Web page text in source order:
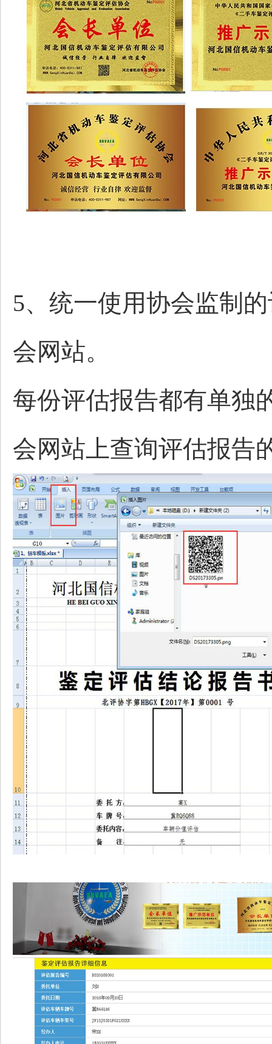
5、 统一使用协会监制
会网站。
每份评估报告都有单独
会网站上查询评估报告